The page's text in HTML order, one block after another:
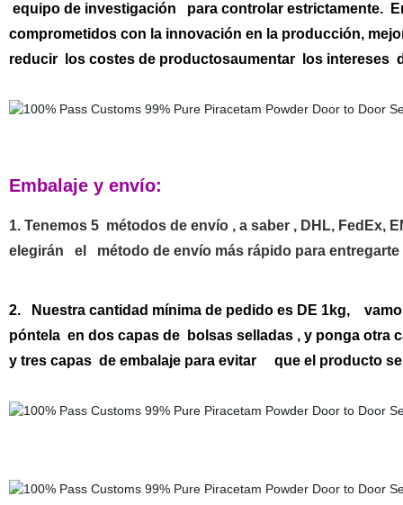
equipo de investigación para controlar estrictamente.
comprometidos con la innovación en la producción,
reducir los costes de productosaumentar los intereses
Embalaje y envío:
1. Tenemos 5 métodos de envío , a saber , DHL, FedEx,
elegirán el método de envío más rápido para
2. Nuestra cantidad mínima de pedido es DE 1kg,
póntela en dos capas de bolsas selladas , y ponga
y tres capas de embalaje para evitar que el producto se